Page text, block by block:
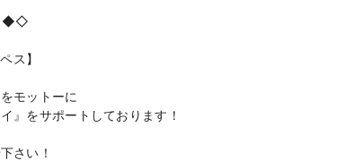
ス】
モットーに
』をサポートしております！
さい！